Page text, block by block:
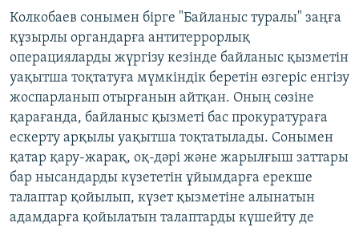
Колкобаев сонымен бірге "Байланыс туралы" заңға
құзырлы органдарға антитеррорлық
операцияларды жүргізу кезінде байланыс қызметін
уақытша тоқтатуға мүмкіндік беретін өзгеріс енгізу
жоспарланып отырғанын айтқан. Оның сөзіне
қарағанда, байланыс қызметі бас прокуратураға
ескерту арқылы уақытша тоқтатылады. Сонымен
қатар қару-жарақ, оқ-дәрі және жарылғыш заттары
бар нысандарды күзететін ұйымдарға ерекше
талаптар қойылып, күзет қызметіне алынатын
адамдарға қойылатын талаптарды күшейту де